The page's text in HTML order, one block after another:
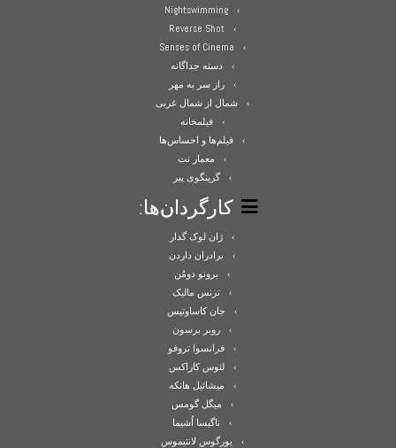
Nightswimming
Reverse Shot
Senses of Cinema
دسته جداگانه
راز سر به مهر
شمال از شمال غربی
فیلمخانه
فیلم‌ها و احساس‌ها
معمار نت
گرینگوی پیر
کارگردان‌ها:
ژان لوک گدار
برادران داردن
برونو دومُن
ترنس مالیک
جان کاساوتیس
روبر برسون
فرانسوا تروفو
لئوس کاراکس
میشائیل هانکه
میگل گومس
ناگیسا اُشیما
یورگوس لانتیموس